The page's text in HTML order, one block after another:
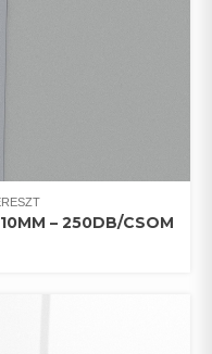
– 250DB/CSOM